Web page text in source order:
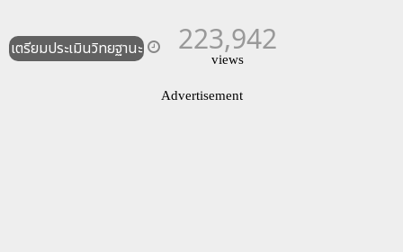
เตรียมประเมินวิทยฐานะ 223,942
views
Advertisement